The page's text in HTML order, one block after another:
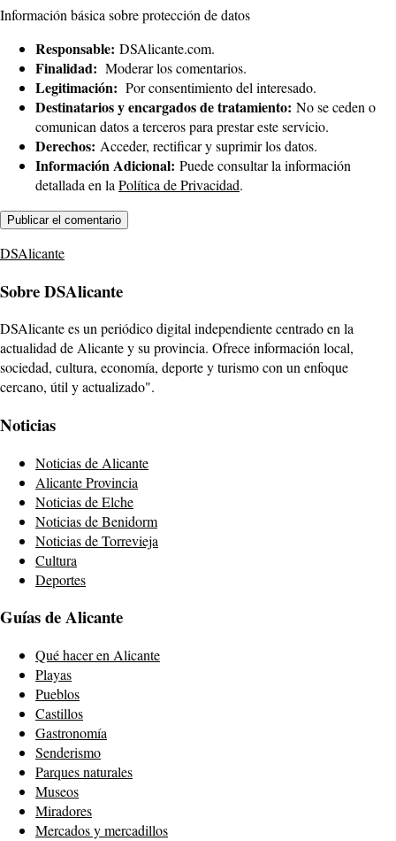
Información básica sobre protección de datos
Responsable: DSAlicante.com.
Finalidad: Moderar los comentarios.
Legitimación: Por consentimiento del interesado.
Destinatarios y encargados de tratamiento: No se ceden o
comunican datos a terceros para prestar este servicio.
Derechos: Acceder, rectificar y suprimir los datos.
Información Adicional: Puede consultar la información
detallada en la Política de Privacidad.
DSAlicante
Sobre DSAlicante
DSAlicante es un periódico digital independiente centrado en la
actualidad de Alicante y su provincia. Ofrece información local,
sociedad, cultura, economía, deporte y turismo con un enfoque
cercano, útil y actualizado".
Noticias
Noticias de Alicante
Alicante Provincia
Noticias de Elche
Noticias de Benidorm
Noticias de Torrevieja
Cultura
Deportes
Guías de Alicante
Qué hacer en Alicante
Playas
Pueblos
Castillos
Gastronomía
Senderismo
Parques naturales
Museos
Miradores
Mercados y mercadillos